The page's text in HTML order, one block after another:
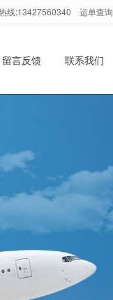
线:13427560340 运单查询
留言反馈 联系我们